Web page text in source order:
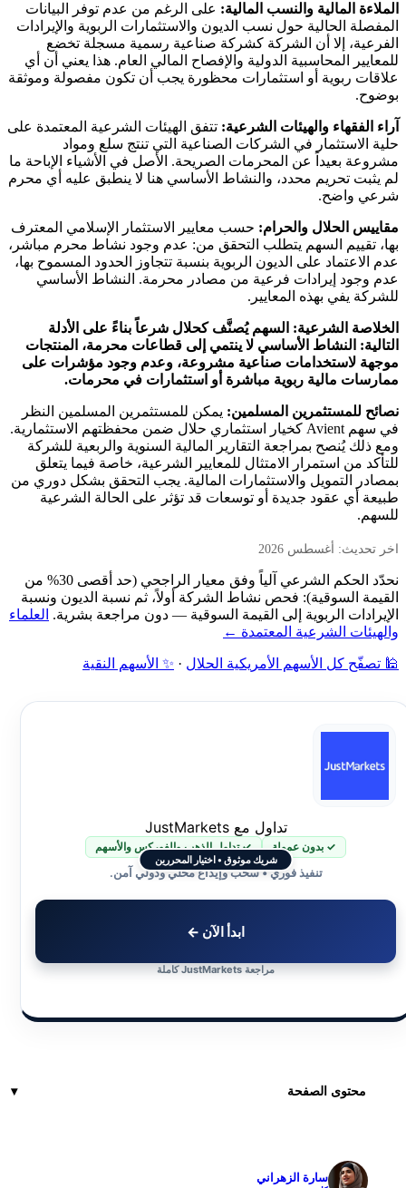
الملاءة المالية والنسب المالية:على الرغم من عدم توفر البيانات
المفصلة الحالية حول نسب الديون والاستثمارات الربوية والإيرادات
الفرعية، إلا أن الشركة كشركة صناعية رسمية مسجلة تخضع
للمعايير المحاسبية الدولية والإفصاح المالي العام. هذا يعني أن أي
علاقات ربوية أو استثمارات محظورة يجب أن تكون مفصولة وموثقة
بوضوح.
آراء الفقهاء والهيئات الشرعية:تتفق الهيئات الشرعية المعتمدة على
حلية الاستثمار في الشركات الصناعية التي تنتج سلع ومواد
مشروعة بعيداً عن المحرمات الصريحة. الأصل في الأشياء الإباحة ما
لم يثبت تحريم محدد، والنشاط الأساسي هنا لا ينطبق عليه أي محرم
شرعي واضح.
مقاييس الحلال والحرام:حسب معايير الاستثمار الإسلامي المعترف
بها، تقييم السهم يتطلب التحقق من: عدم وجود نشاط محرم مباشر،
عدم الاعتماد على الديون الربوية بنسبة تتجاوز الحدود المسموح بها،
عدم وجود إيرادات فرعية من مصادر محرمة. النشاط الأساسي
للشركة يفي بهذه المعايير.
الخلاصة الشرعية:
السهم يُصنَّف كحلال شرعاً بناءً على الأدلة
التالية: النشاط الأساسي لا ينتمي إلى قطاعات محرمة، المنتجات
موجهة لاستخدامات صناعية مشروعة، وعدم وجود مؤشرات على
ممارسات مالية ربوية مباشرة أو استثمارات في محرمات.
نصائح للمستثمرين المسلمين:يمكن للمستثمرين المسلمين النظر
في سهم Avient كخيار استثماري حلال ضمن محفظتهم الاستثمارية.
ومع ذلك يُنصح بمراجعة التقارير المالية السنوية والربعية للشركة
للتأكد من استمرار الامتثال للمعايير الشرعية، خاصة فيما يتعلق
بمصادر التمويل والاستثمارات المالية. يجب التحقق بشكل دوري من
طبيعة أي عقود جديدة أو توسعات قد تؤثر على الحالة الشرعية
للسهم.
اخر تحديث: أغسطس 2026
نحدّد الحكم الشرعي آلياً وفق معيار الراجحي (حد أقصى 30% من
القيمة السوقية): فحص نشاط الشركة أولاً، ثم نسبة الديون ونسبة
الإيرادات الربوية إلى القيمة السوقية — دون مراجعة بشرية. العلماء
والهيئات الشرعية المعتمدة ←
🕌 تصفّح كل الأسهم الأمريكية الحلال · ✨ الأسهم النقية
شريك موثوق • اختيار المحررين
تداول مع JustMarkets
✓ بدون عمولة ✓ تداول الذهب والفوركس والأسهم
تنفيذ فوري • سحب وإيداع محلي ودولي آمن.
ابدأ الآن ←
مراجعة JustMarkets كاملة
محتوى الصفحة
سارة الزهراني